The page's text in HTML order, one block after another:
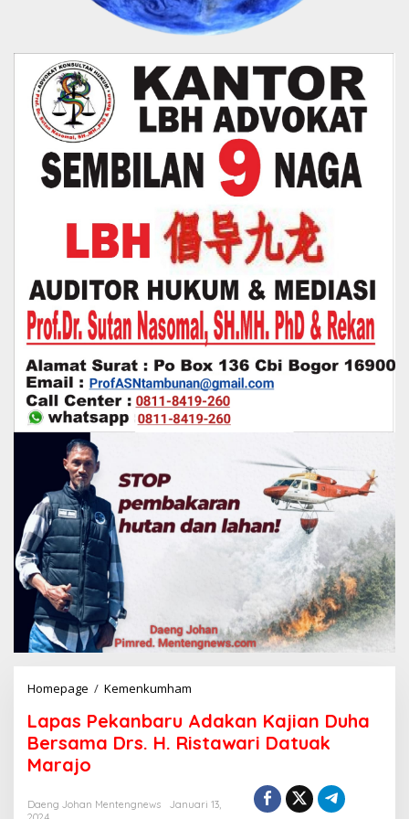
Homepage / Kemenkumham
p
a
s
k
Lapas Pekanbaru Adakan Kajian Duha
Bersama Drs. H. Ristawari Datuak
Marajo
Daeng Johan Mentengnews
Januari 13,